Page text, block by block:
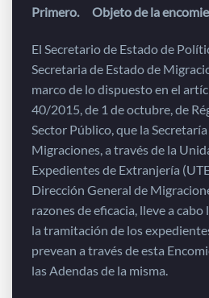
Primero. Objeto de la
El Secretario de Estado de
Secretaria de Estado de
marco de lo dispuesto en el
40/2015, de 1 de octubre, de
Sector Público, que la
Migraciones, a través de la
Expedientes de Extranjería
Dirección General de
razones de eficacia, lleve a
la tramitación de los
prevean a través de esta
las Adendas de la misma.